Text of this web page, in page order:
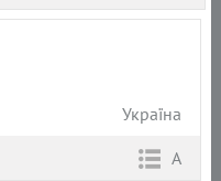
Україна
А